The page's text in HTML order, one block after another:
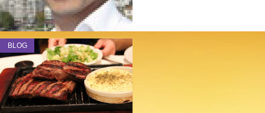
BLOG